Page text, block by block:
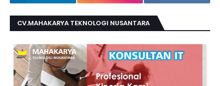
CV.MAHAKARYA TEKNOLOGI NUSANTARA